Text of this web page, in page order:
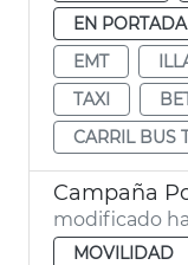
EN
EMT
TAXI
CARRIL BUS
modificado
MOVILIDAD